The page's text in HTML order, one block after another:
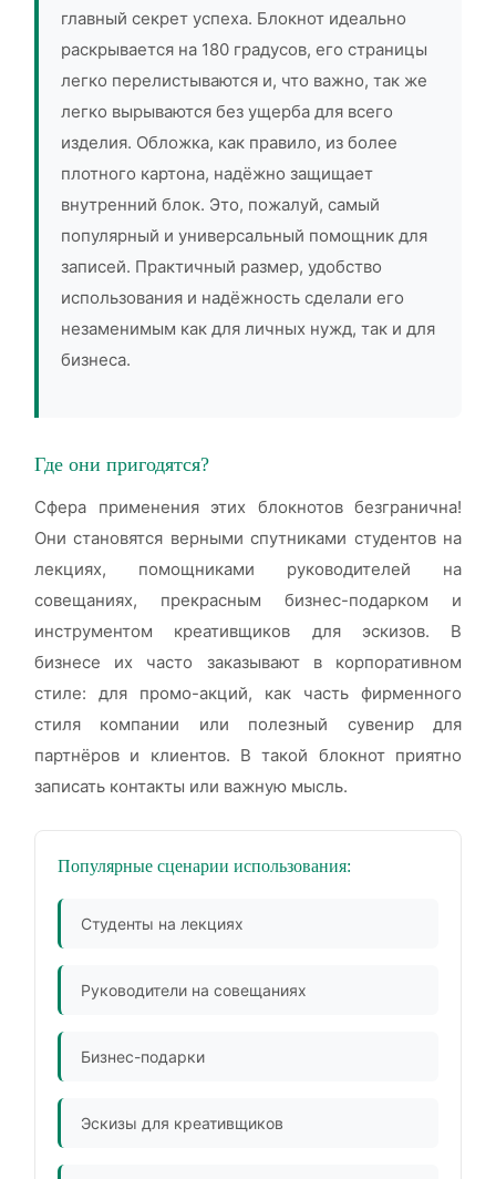
главный секрет успеха. Блокнот идеально
раскрывается на 180 градусов, его страницы
легко перелистываются и, что важно, так же
легко вырываются без ущерба для всего
изделия. Обложка, как правило, из более
плотного картона, надёжно защищает
внутренний блок. Это, пожалуй, самый
популярный и универсальный помощник для
записей. Практичный размер, удобство
использования и надёжность сделали его
незаменимым как для личных нужд, так и для
бизнеса.
Где они пригодятся?
Сфера применения этих блокнотов безгранична!
Они становятся верными спутниками студентов на
лекциях, помощниками руководителей на
совещаниях, прекрасным бизнес-подарком и
инструментом креативщиков для эскизов. В
бизнесе их часто заказывают в корпоративном
стиле: для промо-акций, как часть фирменного
стиля компании или полезный сувенир для
партнёров и клиентов. В такой блокнот приятно
записать контакты или важную мысль.
Популярные сценарии использования:
Студенты на лекциях
Руководители на совещаниях
Бизнес-подарки
Эскизы для креативщиков